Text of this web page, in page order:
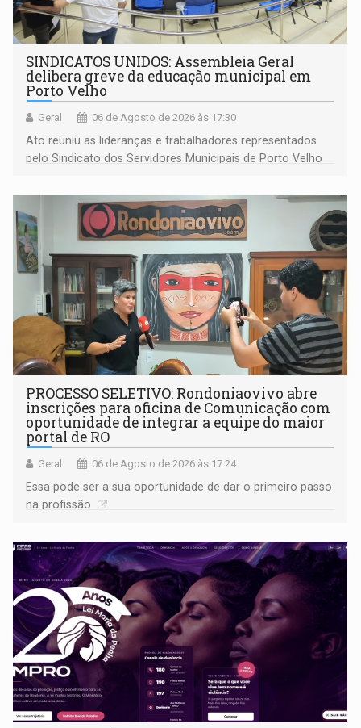
SINDICATOS UNIDOS: Assembleia Geral
delibera greve da educação municipal em
Porto Velho
Geral 06 de Agosto de 2026 às 17:30
Ato reuniu as lideranças e trabalhadores representados
pelo Sindicato dos Servidores Municipais de Porto Velho
PROCESSO SELETIVO: Rondoniaovivo abre
inscrições para oficina de Comunicação com
oportunidade de integrar a equipe do maior
portal de RO
Geral 06 de Agosto de 2026 às 17:24
Essa pode ser a sua oportunidade de dar o primeiro passo
na profissão